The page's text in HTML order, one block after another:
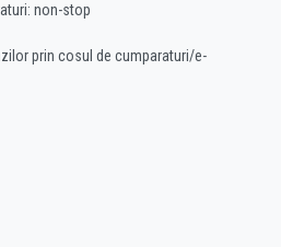
non-stop
prin cosul de cumparaturi/e-